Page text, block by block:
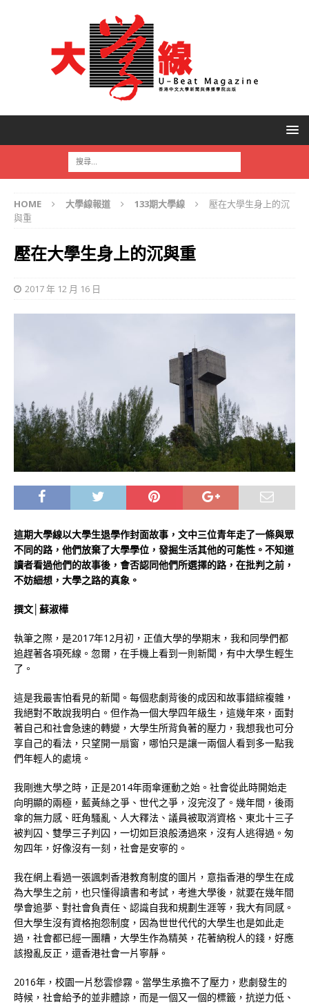
HOME 大學線報道 133期大學線
壓在大學生身上的沉
與重
壓在大學生身上的沉與重
2017 年 12 月 16 日
這期大學線以大學生退學作封面故事，文中三位青年走了一條與眾
不同的路，他們放棄了大學學位，發掘生活其他的可能性。不知道
讀者看過他們的故事後，會否認同他們所選擇的路，在批判之前，
不妨細想，大學之路的真象。
撰文│蘇淑樺
執筆之際，是2017年12月初，正值大學的學期末，我和同學們都
追趕著各項死線。忽爾，在手機上看到一則新聞，有中大學生輕生
了。
這是我最害怕看見的新聞。每個悲劇背後的成因和故事錯綜複雜，
我絕對不敢說我明白。但作為一個大學四年級生，這幾年來，面對
著自己和社會急速的轉變，大學生所背負著的壓力，我想我也可分
享自己的看法，只望開一扇窗，哪怕只是讓一兩個人看到多一點我
們年輕人的處境。
我剛進大學之時，正是2014年雨傘運動之始。社會從此時開始走
向明顯的兩極，藍黃絲之爭、世代之爭，沒完沒了。幾年間，後雨
傘的無力感、旺角騷亂、人大釋法、議員被取消資格、東北十三子
被判囚、雙學三子判囚，一切如巨浪般湧過來，沒有人逃得過。匆
匆四年，好像沒有一刻，社會是安寧的。
我在網上看過一張諷刺香港教育制度的圖片，意指香港的學生在成
為大學生之前，也只懂得讀書和考試，考進大學後，就要在幾年間
學會追夢、對社會負責任、認識自我和規劃生涯等，我大有同感。
但大學生沒有資格抱怨制度，因為世世代代的大學生也是如此走
過，社會都已經一團糟，大學生作為精英，花著納稅人的錢，好應
該撥亂反正，還香港社會一片寧靜。
2016年，校園一片愁雲慘霧。當學生承擔不了壓力，悲劇發生的
時候，社會給予的並非體諒，而是一個又一個的標籤，抗逆力低、